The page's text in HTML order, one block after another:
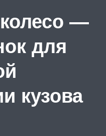
—
для
кузова